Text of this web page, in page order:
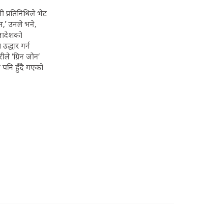
प्रतिनिधिले भेट
उनले भने,
गर्न
‘ग्रिन जोन’
पनि हुँदै गएको